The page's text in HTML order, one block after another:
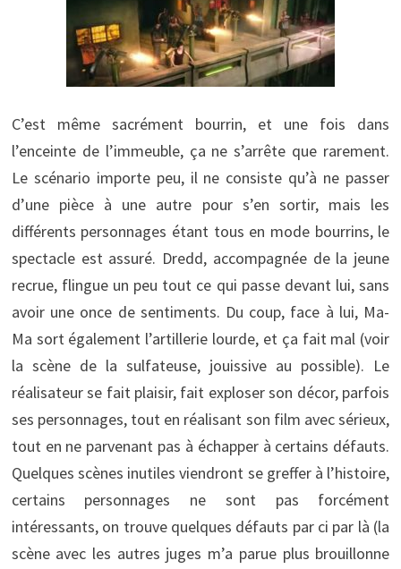
C’est même sacrément bourrin, et une fois dans
l’enceinte de l’immeuble, ça ne s’arrête que rarement.
Le scénario importe peu, il ne consiste qu’à ne passer
d’une pièce à une autre pour s’en sortir, mais les
différents personnages étant tous en mode bourrins, le
spectacle est assuré. Dredd, accompagnée de la jeune
recrue, flingue un peu tout ce qui passe devant lui, sans
avoir une once de sentiments. Du coup, face à lui, Ma-
Ma sort également l’artillerie lourde, et ça fait mal (voir
la scène de la sulfateuse, jouissive au possible). Le
réalisateur se fait plaisir, fait exploser son décor, parfois
ses personnages, tout en réalisant son film avec sérieux,
tout en ne parvenant pas à échapper à certains défauts.
Quelques scènes inutiles viendront se greffer à l’histoire,
certains personnages ne sont pas forcément
intéressants, on trouve quelques défauts par ci par là (la
scène avec les autres juges m’a parue plus brouillonne